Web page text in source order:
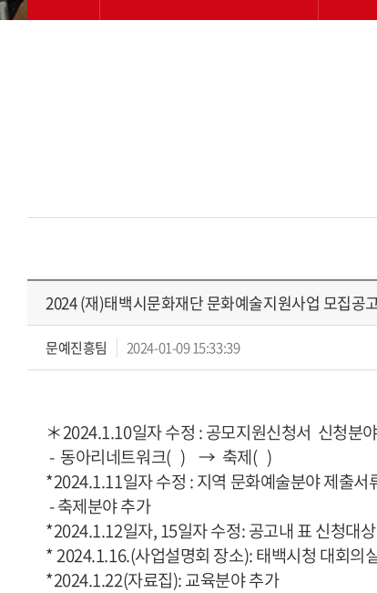
2024 (재)태백시문화재단 문화예술지원사업 모집공
문예진흥팀 2024-01-09 15:33:39
＊2024.1.10일자 수정 : 공모지원신청서 신청분
- 동아리네트워크( ) → 축제( )
*2024.1.11일자 수정 : 지역 문화예술분야 제출서
- 축제분야 추가
*2024.1.12일자, 15일자 수정: 공고내 표 신청대
* 2024.1.16.(사업설명회 장소): 태백시청 대회의
*2024.1.22(자료집): 교육분야 추가